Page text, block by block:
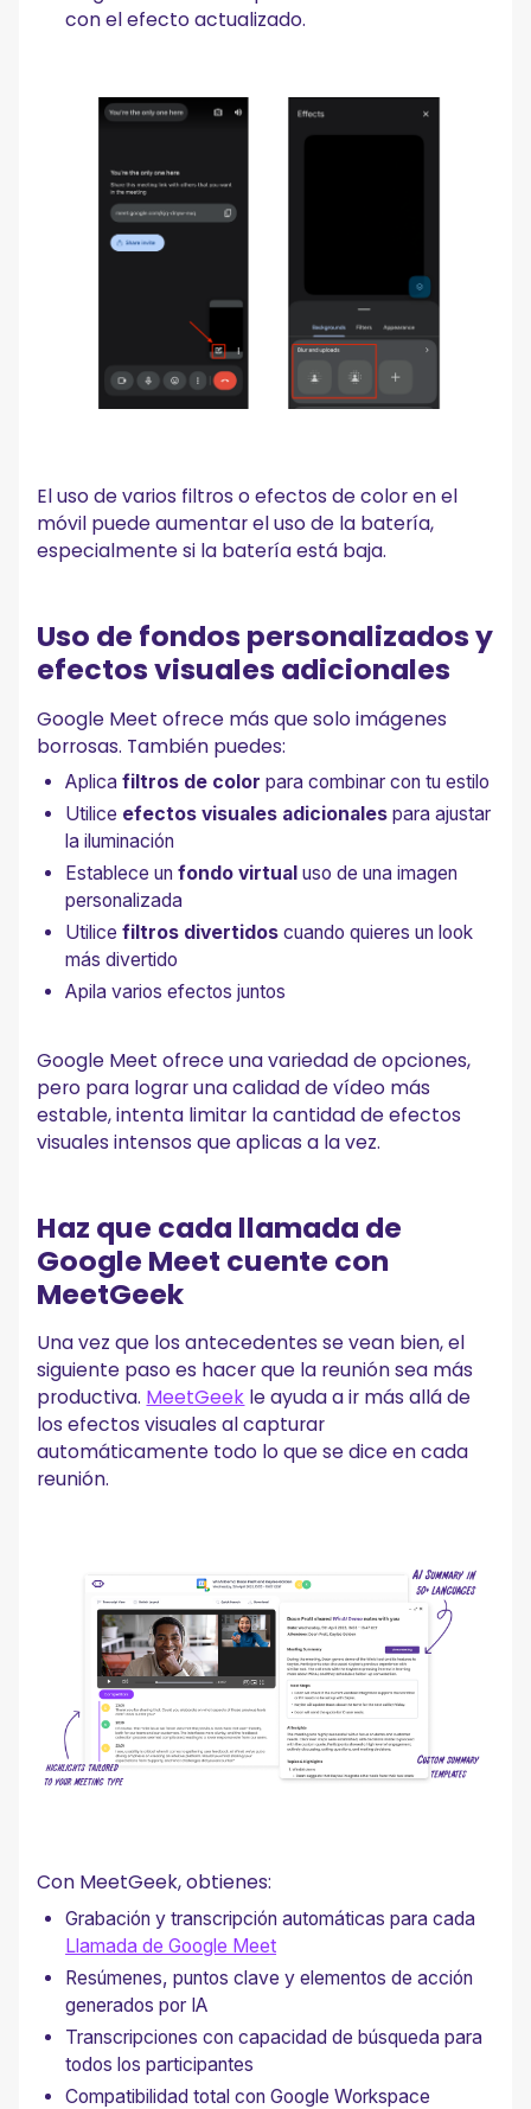
con el efecto actualizado.
El uso de varios filtros o efectos de color en el
móvil puede aumentar el uso de la batería,
especialmente si la batería está baja.
Uso de fondos personalizados y
efectos visuales adicionales
Google Meet ofrece más que solo imágenes
borrosas. También puedes:
Aplicafiltros de color para combinar con tu estilo
Utilice efectos visuales adicionales para ajustar
la iluminación
Establece unfondo virtual uso de una imagen
personalizada
Utilicefiltros divertidos cuando quieres un look
más divertido
Apila varios efectos juntos
Google Meet ofrece una variedad de opciones,
pero para lograr una calidad de vídeo más
estable, intenta limitar la cantidad de efectos
visuales intensos que aplicas a la vez.
Haz que cada llamada de
Google Meet cuente con
MeetGeek
Una vez que los antecedentes se vean bien, el
siguiente paso es hacer que la reunión sea más
productiva. MeetGeek le ayuda a ir más allá de
los efectos visuales al capturar
automáticamente todo lo que se dice en cada
reunión.
Con MeetGeek, obtienes:
Grabación y transcripción automáticas para cada
Llamada de Google Meet
Resúmenes, puntos clave y elementos de acción
generados por IA
Transcripciones con capacidad de búsqueda para
todos los participantes
Compatibilidad total con Google Workspace